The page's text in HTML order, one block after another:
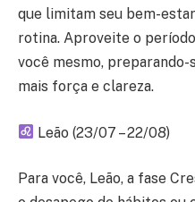
que limitam seu bem-
rotina. Aproveite o
você mesmo,
mais força e clareza.
Leão (23/07 – 22/08)
Para você, Leão, a fase